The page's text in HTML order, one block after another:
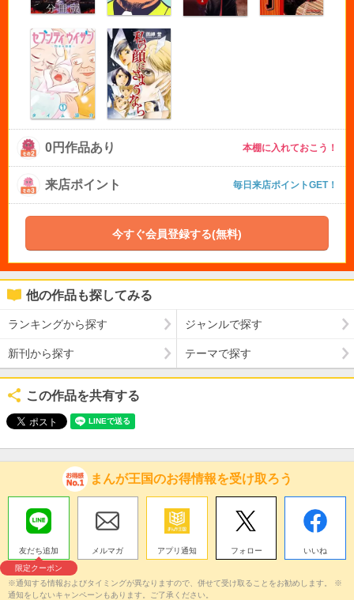
0円作品あり 本棚に入れておこう！
来店ポイント 毎日来店ポイントGET！
今すぐ会員登録する(無料)
他の作品も探してみる
ランキングから探す ジャンルで探す
新刊から探す テーマで探す
この作品を共有する
まんが王国のお得情報を受け取ろう
友だち追加
限定クーポン
メルマガ アプリ通知 フォロー いいね
※通知する情報およびタイミングが異なりますので、併せて受け取ることをお勧めします。 ※
通知をしないキャンペーンもあります。ご了承ください。